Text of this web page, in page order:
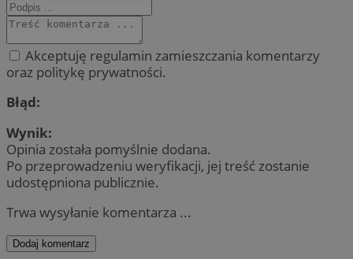
Akceptuję regulamin zamieszczania komentarzy
oraz politykę prywatności.
Błąd:
Wynik:
Opinia została pomyślnie dodana.
Po przeprowadzeniu weryfikacji, jej treść zostanie
udostępniona publicznie.
Trwa wysyłanie komentarza ...
Dodaj komentarz